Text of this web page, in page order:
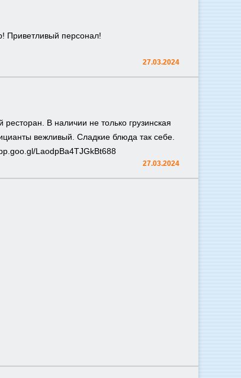
Приветливый персонал!
27.03.2024
В наличии не только грузинская
вежливый. Сладкие блюда так себе.
LaodpBa4TJGkBt688
27.03.2024